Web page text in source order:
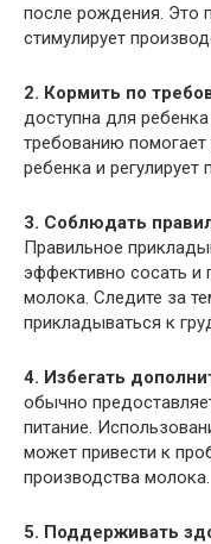
после рождения. Это
стимулирует
2. Кормить по
доступна для
требованию помогает
ребенка и
3. Соблюдать
Правильное
эффективно сосать и
молока. Следите за
прикладываться к
4. Избегать
обычно
питание.
может привести к
производства молока.
5. Поддерживать